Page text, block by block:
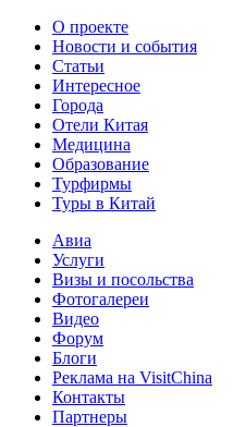
О проекте
Новости и события
Статьи
Интересное
Города
Отели Китая
Медицина
Образование
Турфирмы
Туры в Китай
Авиа
Услуги
Визы и посольства
Фотогалереи
Видео
Форум
Блоги
Реклама на VisitChina
Контакты
Партнеры